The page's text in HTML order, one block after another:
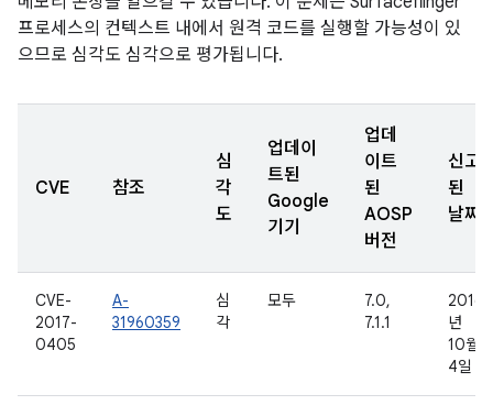
프로세스의 컨텍스트 내에서 원격 코드를 실행할 가능성이 있
으므로 심각도 심각으로 평가됩니다.
CVE 참조
심
각
도
업데이
트된
Google
기기
업데
이트
된
AOSP
버전
신고
된
날짜
CVE-
2017-
0405
A-
31960359
심
각
모두
7.0,
7.1.1
2016
년
10월
4일